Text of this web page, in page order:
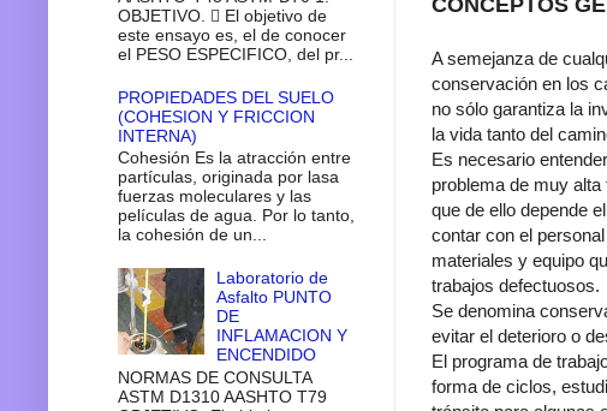
CONCEPTOS
A semejanza de
conservación en los
no sólo garan­tiza la
la vida tanto del
Es necesario
problema de muy
que de ello depen­de
contar con el
materiales y equipo
trabajos defec­tuosos.
Se denomina
evitar el deterioro o
El programa de
forma de ciclos,
OBJETIVO.  El objetivo de
este ensayo es, el de conocer
el PESO ESPECIFICO, del pr...
PROPIEDADES DEL SUELO
(COHESION Y FRICCION
INTERNA)
Cohesión Es la atracción entre
partículas, originada por lasa
fuerzas moleculares y las
películas de agua. Por lo tanto,
la cohesión de un...
Laboratorio de
Asfalto PUNTO
DE
INFLAMACION Y
ENCENDIDO
NORMAS DE CONSULTA
ASTM D1310 AASHTO T79